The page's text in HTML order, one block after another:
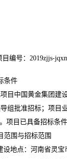
目编号：2019zjjs-
条件
目中国黄金集团建
组批准招标；项目
项目已具备招标条
范围与招标范围
地点：河南省灵宝